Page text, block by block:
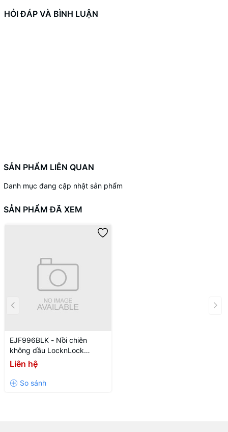
HỎI ĐÁP VÀ BÌNH LUẬN
SẢN PHẨM LIÊN QUAN
Danh mục đang cập nhật sản phẩm
SẢN PHẨM ĐÃ XEM
EJF996BLK - Nồi chiên
không dầu LocknLock
Visible air fryer CUBE 5.5L,
1800W, 220-240V, 50/60Hz
- Màu đen
Liên hệ